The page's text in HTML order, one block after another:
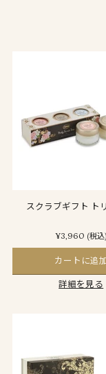
スクラブギフト ト
¥3,960 (税込)
カートに追加
詳細を見る